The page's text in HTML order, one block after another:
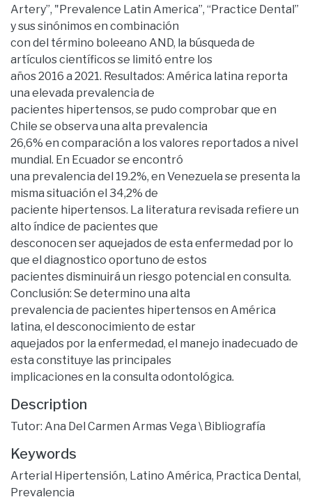
Artery”, "Prevalence Latin America”, “Practice Dental”
y sus sinónimos en combinación
con del término boleeano AND, la búsqueda de
artículos científicos se limitó entre los
años 2016 a 2021. Resultados: América latina reporta
una elevada prevalencia de
pacientes hipertensos, se pudo comprobar que en
Chile se observa una alta prevalencia
26,6% en comparación a los valores reportados a nivel
mundial. En Ecuador se encontró
una prevalencia del 19.2%, en Venezuela se presenta la
misma situación el 34,2% de
paciente hipertensos. La literatura revisada refiere un
alto índice de pacientes que
desconocen ser aquejados de esta enfermedad por lo
que el diagnostico oportuno de estos
pacientes disminuirá un riesgo potencial en consulta.
Conclusión: Se determino una alta
prevalencia de pacientes hipertensos en América
latina, el desconocimiento de estar
aquejados por la enfermedad, el manejo inadecuado de
esta constituye las principales
implicaciones en la consulta odontológica.
Description
Tutor: Ana Del Carmen Armas Vega \ Bibliografía
Keywords
Arterial Hipertensión, Latino América, Practica Dental,
Prevalencia